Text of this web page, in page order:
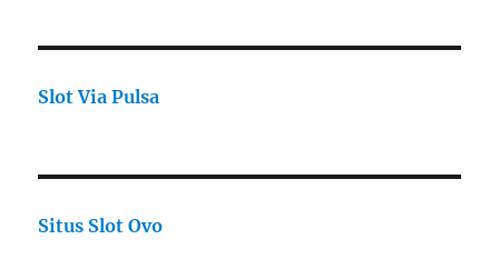
Slot Via Pulsa
Situs Slot Ovo